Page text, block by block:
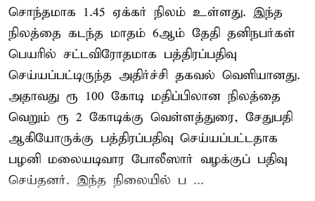
சொந்தமாக 1.45 ஏக்கர் நிலம் உள்ளது. இந்த
நிலத்தை கடந்த மாதம் 6ஆம் தேதி தனிநபர்கள்
பெயரில் சட்டவிரோதமாக பத்திரப்பதிவு
செய்யப்பட்டிருந்த அதிர்ச்சி தகவல் வெளியானது.
அதாவது ரூ 100 கோடி மதிப்பிலான நிலத்தை
வெறும் ரூ 2 கோடிக்கு வெள்ளத்துரை, சேதுபதி
ஆகியோருக்கு பத்திரப்பதிவு செய்யப்பட்டதாக
பழனி மலையடிவார போலீஸார் வழக்குப் பதிவு
செய்தனர். இந்த நிலையில் ப ...